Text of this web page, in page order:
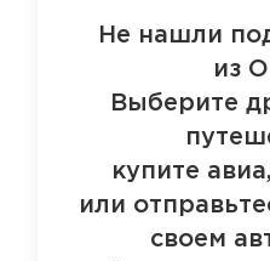
Не нашли
из
Выберите
купите
или
своем